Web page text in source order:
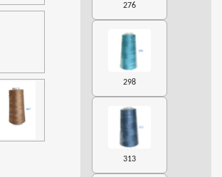
276
298
313